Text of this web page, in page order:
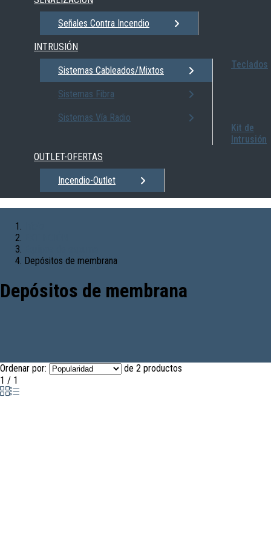
Señales Contra Incendio
INTRUSIÓN
Sistemas Cableados/Mixtos
Sistemas Fibra
Sistemas Vía Radio
Teclados
Kit de
Intrusión
OUTLET-OFERTAS
Incendio-Outlet
Depósitos de membrana
Depósitos de membrana
Ordenar por:
de 2 productos
1 / 1